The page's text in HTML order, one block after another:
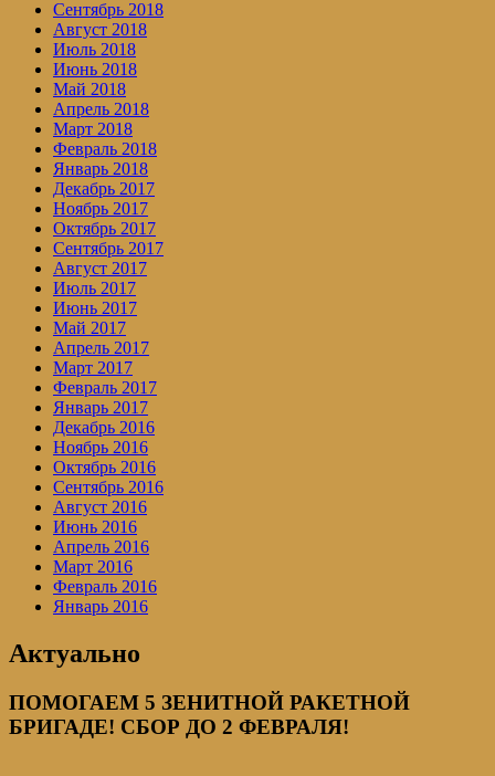
Сентябрь 2018
Август 2018
Июль 2018
Июнь 2018
Май 2018
Апрель 2018
Март 2018
Февраль 2018
Январь 2018
Декабрь 2017
Ноябрь 2017
Октябрь 2017
Сентябрь 2017
Август 2017
Июль 2017
Июнь 2017
Май 2017
Апрель 2017
Март 2017
Февраль 2017
Январь 2017
Декабрь 2016
Ноябрь 2016
Октябрь 2016
Сентябрь 2016
Август 2016
Июнь 2016
Апрель 2016
Март 2016
Февраль 2016
Январь 2016
Актуально
ПОМОГАЕМ 5 ЗЕНИТНОЙ РАКЕТНОЙ
БРИГАДЕ! СБОР ДО 2 ФЕВРАЛЯ!